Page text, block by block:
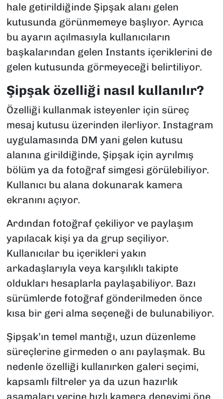
hale getirildiğinde Şipşak alanı gelen
kutusunda görünmemeye başlıyor. Ayrıca
bu ayarın açılmasıyla kullanıcıların
başkalarından gelen Instants içeriklerini de
gelen kutusunda görmeyeceği belirtiliyor.
Şipşak özelliği nasıl kullanılır?
Özelliği kullanmak isteyenler için süreç
mesaj kutusu üzerinden ilerliyor. Instagram
uygulamasında DM yani gelen kutusu
alanına girildiğinde, Şipşak için ayrılmış
bölüm ya da fotoğraf simgesi görülebiliyor.
Kullanıcı bu alana dokunarak kamera
ekranını açıyor.
Ardından fotoğraf çekiliyor ve paylaşım
yapılacak kişi ya da grup seçiliyor.
Kullanıcılar bu içerikleri yakın
arkadaşlarıyla veya karşılıklı takipte
oldukları hesaplarla paylaşabiliyor. Bazı
sürümlerde fotoğraf gönderilmeden önce
kısa bir geri alma seçeneği de bulunabiliyor.
Şipşak’ın temel mantığı, uzun düzenleme
süreçlerine girmeden o anı paylaşmak. Bu
nedenle özelliği kullanırken galeri seçimi,
kapsamlı filtreler ya da uzun hazırlık